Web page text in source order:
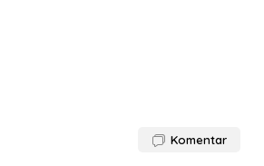
Komentar